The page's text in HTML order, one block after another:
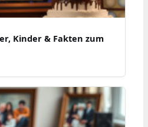
Kinder & Fakten zum